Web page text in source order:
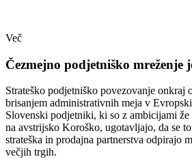
Več
Čezmejno podjetniško mreženje
Strateško podjetniško povezovanje onkraj
brisanjem administrativnih meja v
Slovenski podjetniki, ki so z ambicijami
na avstrijsko Koroško, ugotavljajo, da se
strateška in prodajna partnerstva odpirajo
večjih trgih.